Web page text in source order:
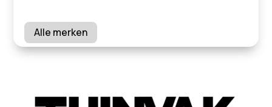
Alle merken